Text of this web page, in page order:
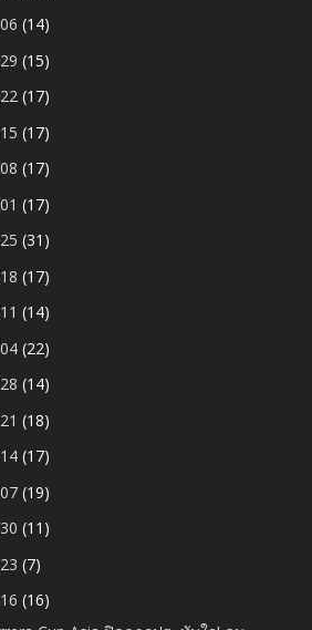
(14)
(15)
(17)
(17)
(17)
(17)
(31)
(17)
(14)
(22)
(14)
(18)
(17)
(19)
(11)
(7)
(16)